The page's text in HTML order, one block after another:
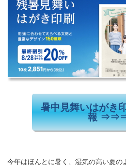
暑中見舞いはがき
報
今年はほんとに暑く、湿気の高い夏の